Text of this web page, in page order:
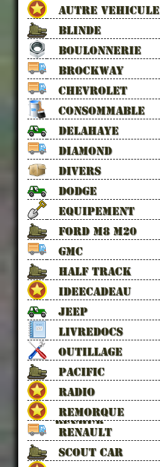
AUTRE VEHICULE
BLINDE
BOULONNERIE
BROCKWAY
CHEVROLET
CONSOMMABLE
DELAHAYE
DIAMOND
DIVERS
DODGE
EQUIPEMENT
FORD M8 M20
GMC
HALF TRACK
IDEECADEAU
JEEP
LIVREDOCS
OUTILLAGE
PACIFIC
RADIO
REMORQUE
BENHUR
RENAULT
SCOUT CAR